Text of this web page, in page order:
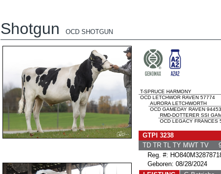
Shotgun OCD SHOTGUN
T-SPRUCE HARMONY
OCD LETCHWOR RAVEN 57774
AURORA LETCHWORTH
OCD GAMEDAY RAVEN 94453
RMD-DOTTERER SSI
OCD LEGACY FRANCES
GTPI 3238
TD TR TL TY MWT TV
Reg. #:
Geboren: 08/28/2024